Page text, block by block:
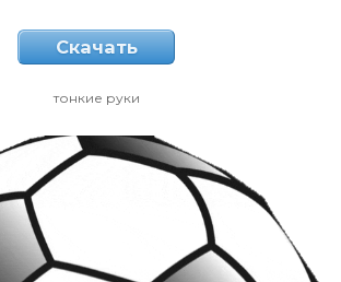
Скачать
тонкие руки